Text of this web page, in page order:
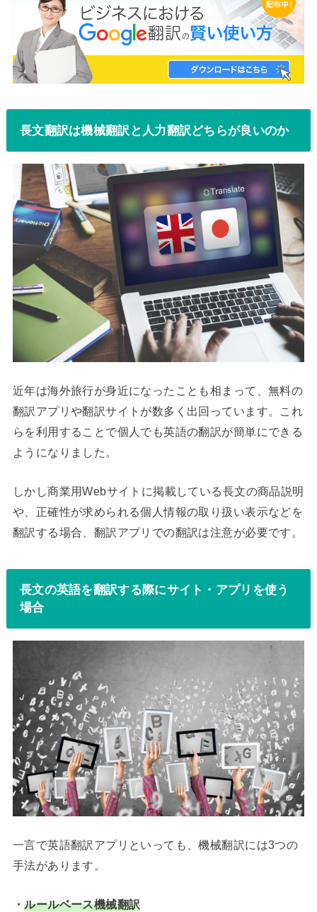
長文翻訳は機械翻訳と人力翻訳どちらが良いのか
近年は海外旅行が身近になったことも相まって、無料の
翻訳アプリや翻訳サイトが数多く出回っています。これ
らを利用することで個人でも英語の翻訳が簡単にできる
ようになりました。
しかし商業用Webサイトに掲載している長文の商品説明
や、正確性が求められる個人情報の取り扱い表示などを
翻訳する場合、翻訳アプリでの翻訳は注意が必要です。
長文の英語を翻訳する際にサイト・アプリを使う
場合
一言で英語翻訳アプリといっても、機械翻訳には3つの
手法があります。
・ルールベース機械翻訳